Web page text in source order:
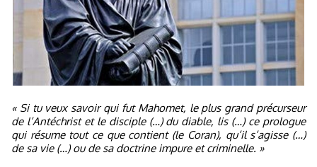
« Si tu veux savoir qui fut Mahomet, le plus grand précurseur
de l’Antéchrist et le disciple (…) du diable, lis (…) ce prologue
qui résume tout ce que contient (le Coran), qu’il s’agisse (…)
de sa vie (…) ou de sa doctrine impure et criminelle. »